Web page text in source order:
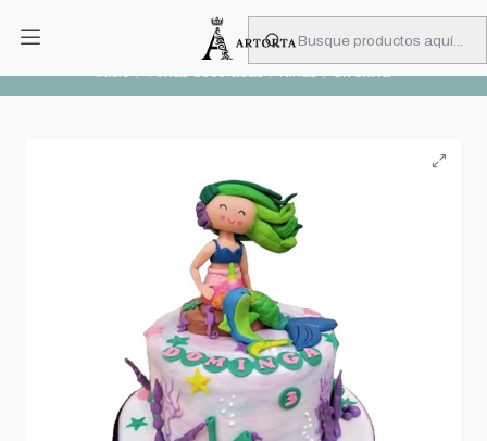
PIDA CON MUCHA ANTICIPACIÓN
Inicio Tortas decoradas Niñas Sirenita